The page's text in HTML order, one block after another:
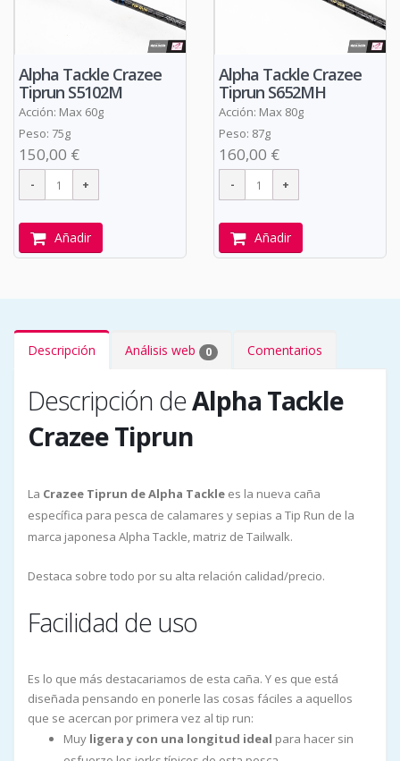
Alpha Tackle Crazee
Tiprun S5102M
Acción: Max 60g
Peso: 75g
150,00 €
Añadir
Alpha Tackle Crazee
Tiprun S652MH
Acción: Max 80g
Peso: 87g
160,00 €
Añadir
Descripción Análisis web 0 Comentarios
Descripción deAlpha Tackle
Crazee Tiprun
La Crazee Tiprun de Alpha Tackle es la nueva caña
específica para pesca de calamares y sepias a Tip Run de la
marca japonesa Alpha Tackle, matriz de Tailwalk.
Destaca sobre todo por su alta relación calidad/precio.
Facilidad de uso
Es lo que más destacariamos de esta caña. Y es que está
diseñada pensando en ponerle las cosas fáciles a aquellos
que se acercan por primera vez al tip run:
Muy ligera y con una longitud ideal para hacer sin